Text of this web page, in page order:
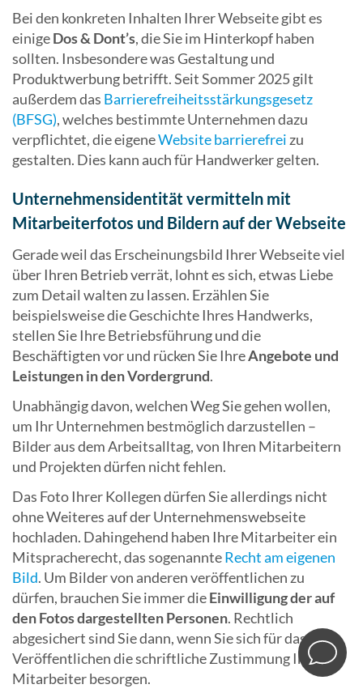
Bei den konkreten Inhalten Ihrer Webseite gibt es
einigeDos & Dont’s, die Sie im Hinterkopf haben
sollten. Insbesondere was Gestaltung und
Produktwerbung betrifft. Seit Sommer 2025 gilt
außerdem das Barrierefreiheitsstärkungsgesetz
(BFSG), welches bestimmte Unternehmen dazu
verpflichtet, die eigeneWebsite barrierefreizu
gestalten. Dies kann auch für Handwerker gelten.
Unternehmensidentität vermitteln mit
Mitarbeiterfotos und Bildern auf der Webseite
Gerade weil das Erscheinungsbild Ihrer Webseite viel
über Ihren Betrieb verrät, lohnt es sich, etwas Liebe
zum Detail walten zu lassen. Erzählen Sie
beispielsweise die Geschichte Ihres Handwerks,
stellen Sie Ihre Betriebsführung und die
Beschäftigten vor und rücken Sie IhreAngebote und
Leistungen in den Vordergrund.
Unabhängig davon, welchen Weg Sie gehen wollen,
um Ihr Unternehmen bestmöglich darzustellen –
Bilder aus dem Arbeitsalltag, von Ihren Mitarbeitern
und Projekten dürfen nicht fehlen.
Das Foto Ihrer Kollegen dürfen Sie allerdings nicht
ohne Weiteres auf der Unternehmenswebseite
hochladen. Dahingehend haben Ihre Mitarbeiter ein
Mitspracherecht, das sogenannteRecht am eigenen
Bild. Um Bilder von anderen veröffentlichen zu
dürfen, brauchen Sie immer dieEinwilligung der auf
den Fotos dargestellten Personen. Rechtlich
abgesichert sind Sie dann, wenn Sie sich für das
Veröffentlichen die schriftliche Zustimmung Ihrer
Mitarbeiter besorgen.